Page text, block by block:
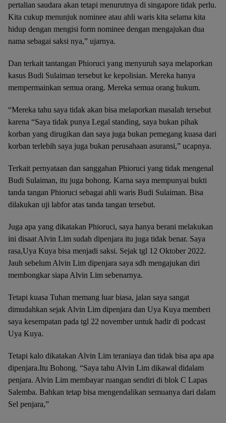
pertalian saudara akan tetapi menurutnya di singapore tidak perlu.
Kita cukup menunjuk nominee atau ahli waris kita selama kita
hidup dengan mengisi form nominee dengan mengajukan dua
nama sebagai saksi nya,” ujarnya.
Dan terkait tantangan Phioruci yang menyuruh saya melaporkan
kasus Budi Sulaiman tersebut ke kepolisian. Mereka hanya
mempermainkan semua orang. Mereka semua orang hukum.
“Mereka tahu saya tidak akan bisa melaporkan masalah tersebut
karena “Saya tidak punya Legal standing, saya bukan pihak
korban yang dirugikan dan saya juga bukan pemegang kuasa dari
korban terlebih saya juga bukan perusahaan asuransi,” ucapnya.
Terkait pernyataan dan sanggahan Phioruci yang tidak mengenal
Budi Sulaiman, itu juga bohong. Karna saya mempunyai bukti
tanda tangan Phioruci sebagai ahli waris Budi Sulaiman. Bisa
dilakukan uji labfor atas tanda tangan tersebut.
Juga apa yang dikatakan Phioruci, saya hanya berani melakukan
ini disaat Alvin Lim sudah dipenjara itu juga tidak benar. Saya
rasa,Uya Kuya bisa menjadi saksi. Sejak tgl 12 Oktober 2022.
Jauh sebelum Alvin Lim dipenjara saya sdh mengajukan diri
membongkar siapa Alvin Lim sebenarnya.
Tetapi kuasa Tuhan memang luar biasa, jalan saya sangat
dimudahkan sejak Alvin Lim dipenjara dan Uya Kuya memberi
saya kesempatan pada tgl 22 november untuk hadir di podcast
Uya Kuya.
Tetapi kalo dikatakan Alvin Lim teraniaya dan tidak bisa apa apa
dipenjara.Itu Bohong. “Saya tahu Alvin Lim dikawal didalam
penjara. Alvin Lim membayar ruangan sendiri di blok C Lapas
Salemba. Bahkan tetap bisa mengendalikan semuanya dari dalam
Sel penjara,”